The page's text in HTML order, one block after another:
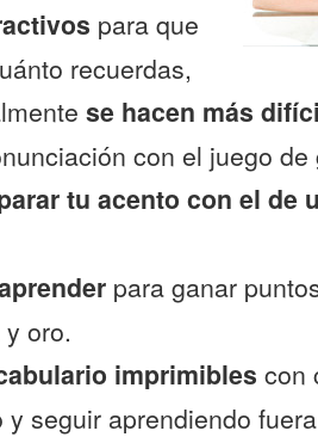
para que
recuerdas,
se hacen más
con el juego
tu acento con el de
para ganar
oro.
imprimibles con
y seguir aprendiendo